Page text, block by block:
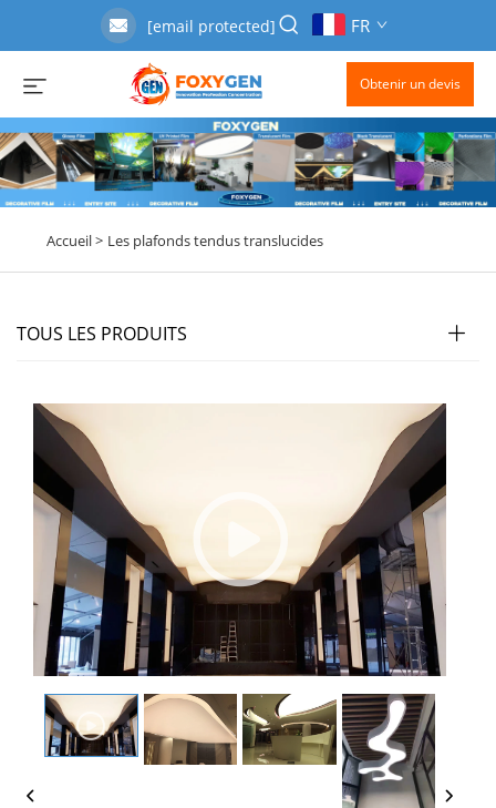
[email protected] FR
Obtenir un devis
Accueil > Les plafonds tendus translucides
TOUS LES PRODUITS